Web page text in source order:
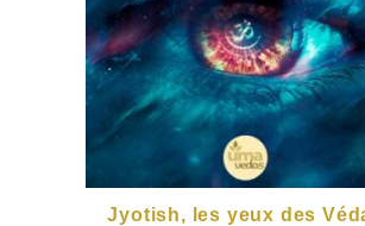
Jyotish, les yeux des